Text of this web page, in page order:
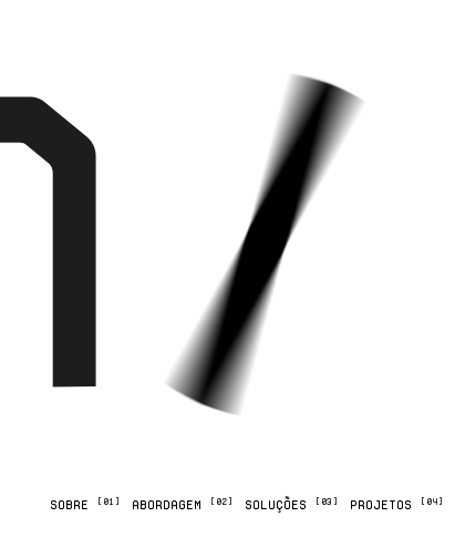
SOBRE [01] ABORDAGEM [02] SOLUÇÕES [03] PROJETOS [04]